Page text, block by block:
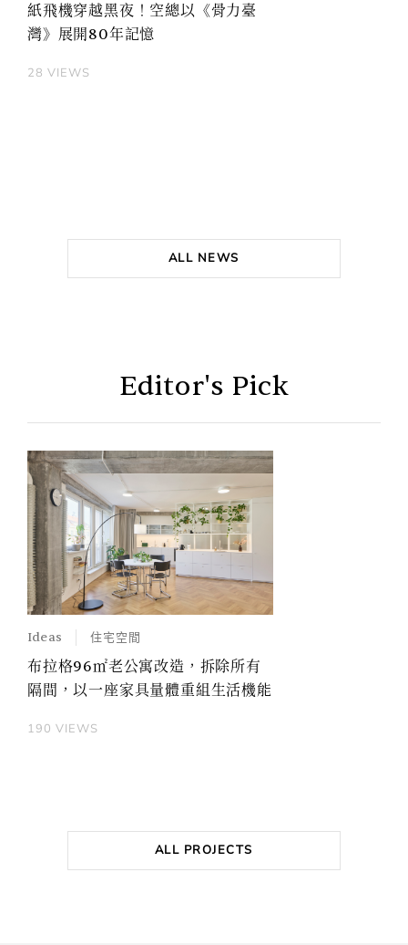
紙飛機穿越黑夜！空總以《骨力臺
灣》展開80年記憶
28 VIEWS
ALL NEWS
Editor's Pick
Ideas 住宅空間
布拉格96㎡老公寓改造，拆除所有
隔間，以一座家具量體重組生活機能
190 VIEWS
ALL PROJECTS